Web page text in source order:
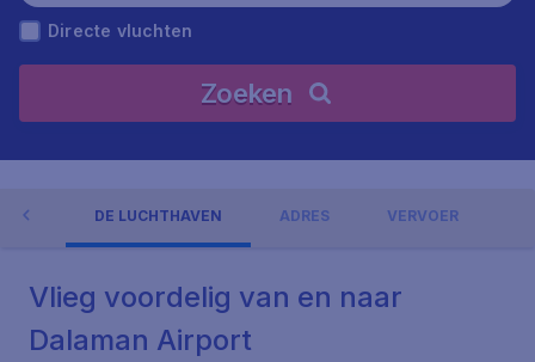
Directe vluchten
Zoeken
DE LUCHTHAVEN ADRES VERVOER
Vlieg voordelig van en naar
Dalaman Airport